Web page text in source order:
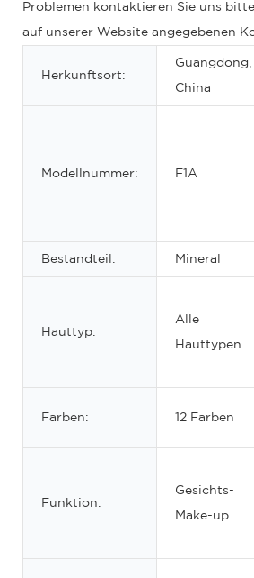
Problemen kontaktieren Sie uns
auf unserer Website angegebenen
Herkunftsort:
Guangdong,
China
Modellnummer: F1A
Bestandteil: Mineral
Hauttyp:
Alle
Hauttypen
Farben: 12 Farben
Funktion:
Gesichts-
Make-up